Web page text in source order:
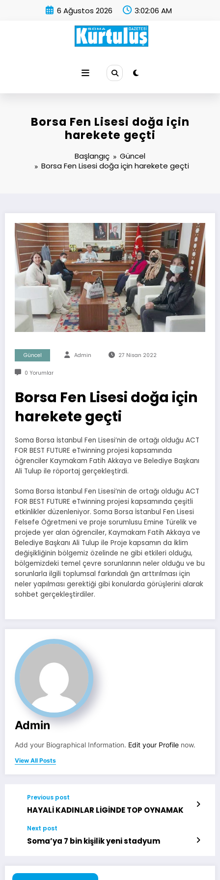
6 Ağustos 2026 3:02:07 AM
Borsa Fen Lisesi doğa için
harekete geçti
Başlangıç
Güncel
Borsa Fen Lisesi doğa için harekete geçti
Güncel Admin 27 Nisan 2022
0 Yorumlar
Borsa Fen Lisesi doğa için
harekete geçti
Soma Borsa İstanbul Fen Lisesi’nin de ortağı olduğu ACT
FOR BEST FUTURE eTwinning projesi kapsamında
öğrenciler Kaymakam Fatih Akkaya ve Belediye Başkanı
Ali Tulup ile röportaj gerçekleştirdi.
Soma Borsa İstanbul Fen Lisesi’nin de ortağı olduğu ACT
FOR BEST FUTURE eTwinning projesi kapsamında çeşitli
etkinlikler düzenleniyor. Soma Borsa İstanbul Fen Lisesi
Felsefe Öğretmeni ve proje sorumlusu Emine Türelik ve
projede yer alan öğrenciler, Kaymakam Fatih Akkaya ve
Belediye Başkanı Ali Tulup ile Proje kapsamın da İklim
değişikliğinin bölgemiz özelinde ne gibi etkileri olduğu,
bölgemizdeki temel çevre sorunlarının neler olduğu ve bu
sorunlarla ilgili toplumsal farkındalı ğın arttırılması için
neler yapılması gerektiği gibi konularda görüşlerini alarak
sohbet gerçekleştirdiler.
Admin
Add your Biographical Information. Edit your Profile now.
View All Posts
Previous post
HAYALİ KADINLAR LİGİNDE TOP OYNAMAK
Next post
Soma’ya 7 bin kişilik yeni stadyum